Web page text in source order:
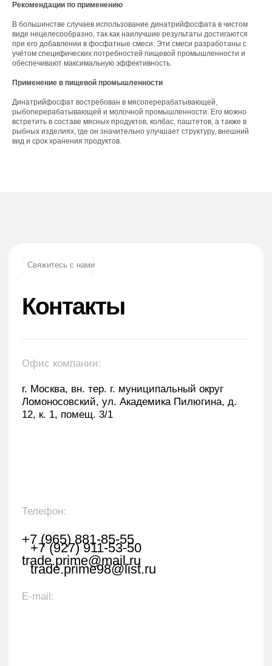
Рекомендации по применению
В большинстве случаев использование динатрийфосфата в чистом
виде нецелесообразно, так как наилучшие результаты достигаются
при его добавлении в фосфатные смеси. Эти смеси разработаны с
учётом специфических потребностей пищевой промышленности и
обеспечивают максимальную эффективность.
Применение в пищевой промышленности
Динатрийфосфат востребован в мясоперерабатывающей,
рыбоперерабатывающей и молочной промышленности. Его можно
встретить в составе мясных продуктов, колбас, паштетов, а также в
рыбных изделиях, где он значительно улучшает структуру, внешний
вид и срок хранения продуктов.
Укажите наименование товара, менеджер
свяжется с вами в течении 1 рабочего часа.
Контакты
г. Москва, вн. тер. г. муниципальный округ
Ломоносовский, ул. Академика Пилюгина, д.
12, к. 1, помещ. 3/1
Офис компании: